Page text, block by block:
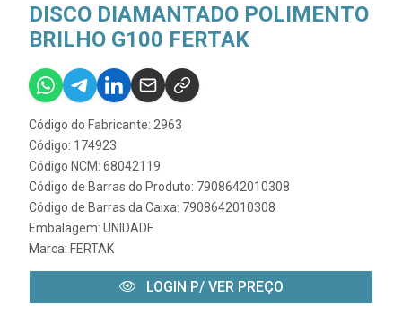
DISCO DIAMANTADO POLIMENTO
BRILHO G100 FERTAK
Código do Fabricante: 2963
Código: 174923
Código NCM: 68042119
Código de Barras do Produto: 7908642010308
Código de Barras da Caixa: 7908642010308
Embalagem: UNIDADE
Marca: FERTAK
LOGIN P/ VER PREÇO